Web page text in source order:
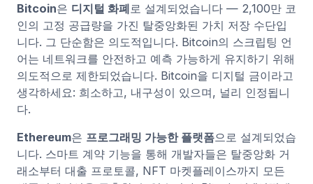
Bitcoin은 디지털 화폐 로 설계되었습니다 — 2,100만 코
인의 고정 공급량을 가진 탈중앙화된 가치 저장 수단입
니다. 그 단순함은 의도적입니다. Bitcoin의 스크립팅 언
어는 네트워크를 안전하고 예측 가능하게 유지하기 위해
의도적으로 제한되었습니다. Bitcoin을 디지털 금이라고
생각하세요: 희소하고, 내구성이 있으며, 널리 인정됩니
다.
Ethereum은 프로그래밍 가능한 플랫폼으로 설계되었습
니다. 스마트 계약 기능을 통해 개발자들은 탈중앙화 거
래소부터 대출 프로토콜, NFT 마켓플레이스까지 모든